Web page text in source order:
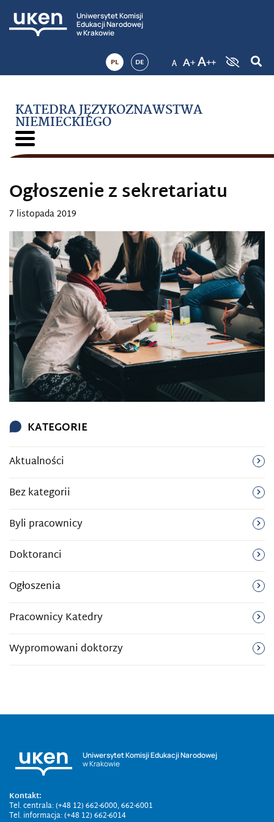
Uniwersytet Komisji
Edukacji Narodowej
w Krakowie
PL DE
KATEDRA JĘZYKOZNAWSTWA
NIEMIECKIEGO
Ogłoszenie z sekretariatu
7 listopada 2019
KATEGORIE
Aktualności
Bez kategorii
Byli pracownicy
Doktoranci
Ogłoszenia
Pracownicy Katedry
Wypromowani doktorzy
Uniwersytet Komisji Edukacji Narodowej
w Krakowie
Kontakt:
Tel. centrala: (+48 12) 662-6000, 662-6001
Tel. informacja: (+48 12) 662-6014